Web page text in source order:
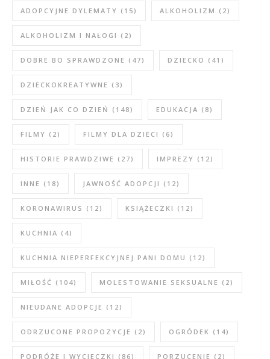
ADOPCYJNE DYLEMATY (15) ALKOHOLIZM (2)
ALKOHOLIZM I NAŁOGI (2)
DOBRE BO SPRAWDZONE (47) DZIECKO (41)
DZIECKOKREATYWNE (3)
DZIEŃ JAK CO DZIEŃ (148) EDUKACJA (8)
FILMY (2) FILMY DLA DZIECI (6)
HISTORIE PRAWDZIWE (27) IMPREZY (12)
INNE (18) JAWNOŚĆ ADOPCJI (12)
KORONAWIRUS (12) KSIĄŻECZKI (12)
KUCHNIA (4)
KUCHNIA NIEPERFEKCYJNEJ PANI DOMU (12)
MIŁOŚĆ (104) MOLESTOWANIE SEKSUALNE (2)
NIEUDANE ADOPCJE (12)
ODRZUCONE PROPOZYCJE (2) OGRÓDEK (14)
PODRÓŻE I WYCIECZKI (86) PORZUCENIE (2)